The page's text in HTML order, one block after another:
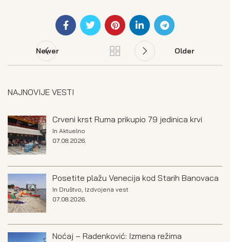
Newer Older
NAJNOVIJE VESTI
Crveni krst Ruma prikupio 79 jedinica krvi
In Aktuelno
07.08.2026.
Posetite plažu Venecija kod Starih Banovaca
In Društvo Izdvojena vest
07.08.2026.
Noćaj – Radenković: Izmena režima